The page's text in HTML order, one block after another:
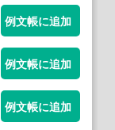
例文帳に追加
例文帳に追加
例文帳に追加